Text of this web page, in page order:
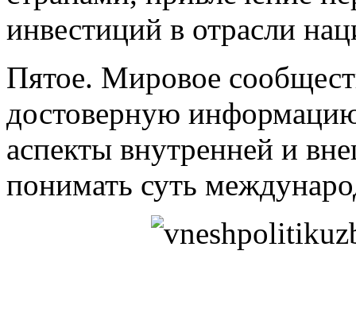
инвестиций в отрасли
Пятое. Мировое
достоверную
аспекты внутренней и
понимать суть